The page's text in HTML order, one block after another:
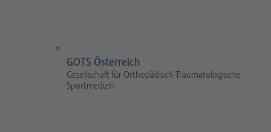
GOTS Österreich
Gesellschaft für Orthopädisch-Traumatologische
Sportmedizin